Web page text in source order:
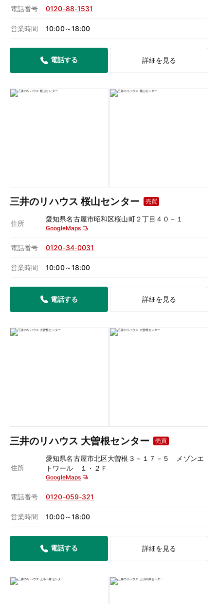
電話番号 0120-88-1531
営業時間 10:00～18:00
電話する 詳細を見る
三井のリハウス 桜山センター 売買
住所
愛知県名古屋市昭和区桜山町２丁目４０－１
GoogleMaps
電話番号 0120-34-0031
営業時間 10:00～18:00
電話する 詳細を見る
三井のリハウス 大曽根センター 売買
住所
愛知県名古屋市北区大曽根３－１７－５ メゾンエ
トワール １・２Ｆ
GoogleMaps
電話番号 0120-059-321
営業時間 10:00～18:00
電話する 詳細を見る